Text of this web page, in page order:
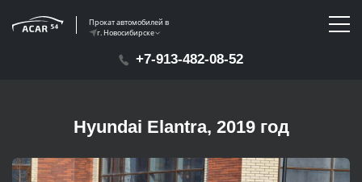
Прокат автомобилей в
г. Новосибирске
+7-913-482-08-52
Hyundai Elantra, 2019 год